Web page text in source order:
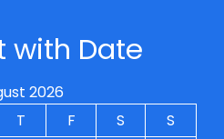
with Date
2026
T F S
S